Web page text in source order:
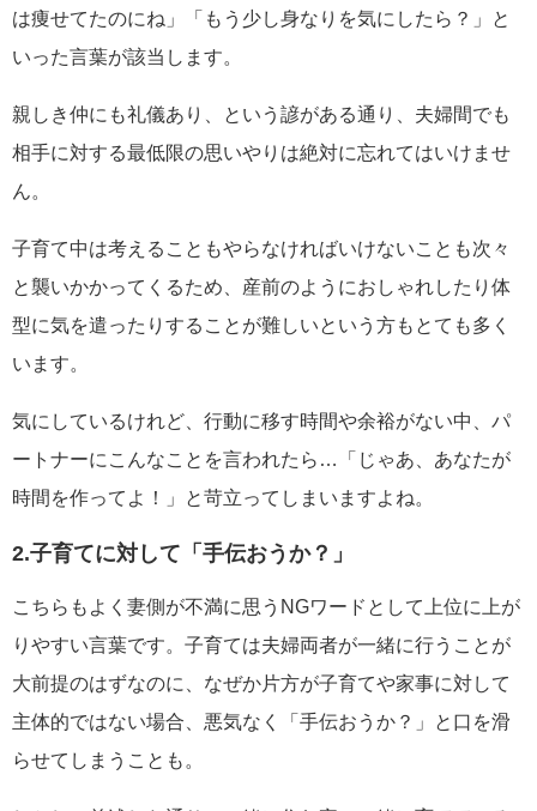
は痩せてたのにね」「もう少し身なりを気にしたら？」と
いった言葉が該当します。
親しき仲にも礼儀あり、という諺がある通り、夫婦間でも
相手に対する最低限の思いやりは絶対に忘れてはいけませ
ん。
子育て中は考えることもやらなければいけないことも次々
と襲いかかってくるため、産前のようにおしゃれしたり体
型に気を遣ったりすることが難しいという方もとても多く
います。
気にしているけれど、行動に移す時間や余裕がない中、パ
ートナーにこんなことを言われたら…「じゃあ、あなたが
時間を作ってよ！」と苛立ってしまいますよね。
2.子育てに対して「手伝おうか？」
こちらもよく妻側が不満に思うNGワードとして上位に上が
りやすい言葉です。子育ては夫婦両者が一緒に行うことが
大前提のはずなのに、なぜか片方が子育てや家事に対して
主体的ではない場合、悪気なく「手伝おうか？」と口を滑
らせてしまうことも。